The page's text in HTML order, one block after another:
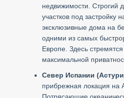
недвижимости. Строгий
участков под застройку
эксклюзивные дома на
одними из самых
Европе. Здесь
максимальной
Север Испании
прибрежная локация на